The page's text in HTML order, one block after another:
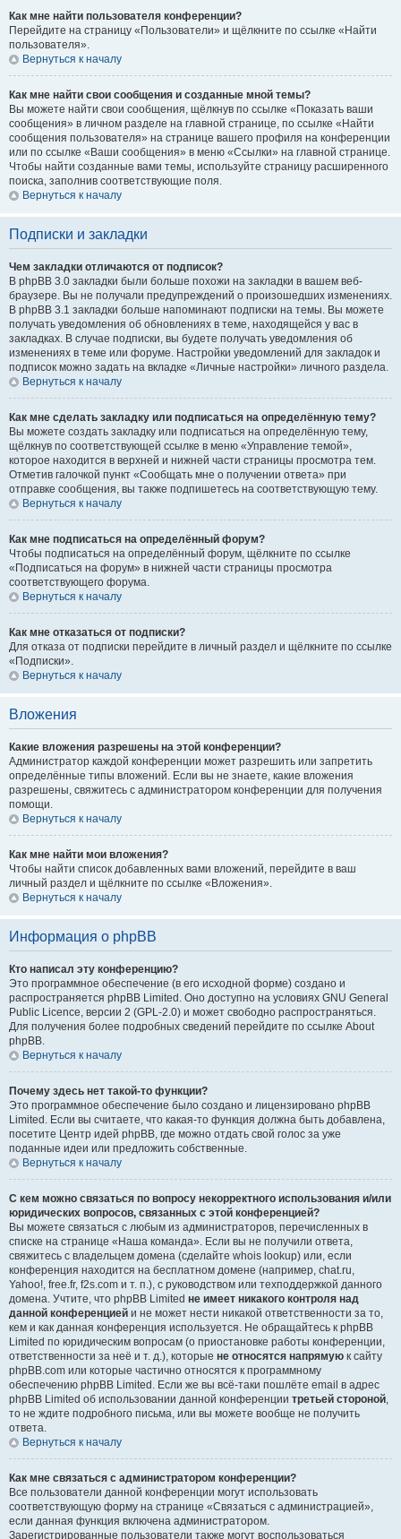
Как мне найти пользователя конференции?
Перейдите на страницу «Пользователи» и щёлкните по ссылке «Найти
пользователя».
Вернуться к началу
Как мне найти свои сообщения и созданные мной темы?
Вы можете найти свои сообщения, щёлкнув по ссылке «Показать ваши
сообщения» в личном разделе на главной странице, по ссылке «Найти
сообщения пользователя» на странице вашего профиля на конференции
или по ссылке «Ваши сообщения» в меню «Ссылки» на главной странице.
Чтобы найти созданные вами темы, используйте страницу расширенного
поиска, заполнив соответствующие поля.
Вернуться к началу
Подписки и закладки
Чем закладки отличаются от подписок?
В phpBB 3.0 закладки были больше похожи на закладки в вашем веб-
браузере. Вы не получали предупреждений о произошедших изменениях.
В phpBB 3.1 закладки больше напоминают подписки на темы. Вы можете
получать уведомления об обновлениях в теме, находящейся у вас в
закладках. В случае подписки, вы будете получать уведомления об
изменениях в теме или форуме. Настройки уведомлений для закладок и
подписок можно задать на вкладке «Личные настройки» личного раздела.
Вернуться к началу
Как мне сделать закладку или подписаться на определённую тему?
Вы можете создать закладку или подписаться на определённую тему,
щёлкнув по соответствующей ссылке в меню «Управление темой»,
которое находится в верхней и нижней части страницы просмотра тем.
Отметив галочкой пункт «Сообщать мне о получении ответа» при
отправке сообщения, вы также подпишетесь на соответствующую тему.
Вернуться к началу
Как мне подписаться на определённый форум?
Чтобы подписаться на определённый форум, щёлкните по ссылке
«Подписаться на форум» в нижней части страницы просмотра
соответствующего форума.
Вернуться к началу
Как мне отказаться от подписки?
Для отказа от подписки перейдите в личный раздел и щёлкните по ссылке
«Подписки».
Вернуться к началу
Вложения
Какие вложения разрешены на этой конференции?
Администратор каждой конференции может разрешить или запретить
определённые типы вложений. Если вы не знаете, какие вложения
разрешены, свяжитесь с администратором конференции для получения
помощи.
Вернуться к началу
Как мне найти мои вложения?
Чтобы найти список добавленных вами вложений, перейдите в ваш
личный раздел и щёлкните по ссылке «Вложения».
Вернуться к началу
Информация о phpBB
Кто написал эту конференцию?
Это программное обеспечение (в его исходной форме) создано и
распространяется phpBB Limited. Оно доступно на условиях GNU General
Public Licence, версии 2 (GPL-2.0) и может свободно распространяться.
Для получения более подробных сведений перейдите по ссылке About
phpBB.
Вернуться к началу
Почему здесь нет такой-то функции?
Это программное обеспечение было создано и лицензировано phpBB
Limited. Если вы считаете, что какая-то функция должна быть добавлена,
посетите Центр идей phpBB, где можно отдать свой голос за уже
поданные идеи или предложить собственные.
Вернуться к началу
С кем можно связаться по вопросу некорректного использования и/или
юридических вопросов, связанных с этой конференцией?
Вы можете связаться с любым из администраторов, перечисленных в
списке на странице «Наша команда». Если вы не получили ответа,
свяжитесь с владельцем домена (сделайте whois lookup) или, если
конференция находится на бесплатном домене (например, chat.ru,
Yahoo!, free.fr, f2s.com и т. п.), с руководством или техподдержкой данного
домена. Учтите, что phpBB Limited не имеет никакого контроля над
данной конференцией и не может нести никакой ответственности за то,
кем и как данная конференция используется. Не обращайтесь к phpBB
Limited по юридическим вопросам (о приостановке работы конференции,
ответственности за неё и т. д.), которые не относятся напрямую к сайту
phpBB.com или которые частично относятся к программному
обеспечению phpBB Limited. Если же вы всё-таки пошлёте email в адрес
phpBB Limited об использовании данной конференции третьей стороной,
то не ждите подробного письма, или вы можете вообще не получить
ответа.
Вернуться к началу
Как мне связаться с администратором конференции?
Все пользователи данной конференции могут использовать
соответствующую форму на странице «Связаться с администрацией»,
если данная функция включена администратором.
Зарегистрированные пользователи также могут воспользоваться